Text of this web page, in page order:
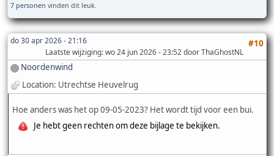
7 personen vinden dit leuk.
do 30 apr 2026 - 21:16 #10
Laatste wijziging: wo 24 jun 2026 - 23:52 door ThaGhostNL
Noordenwind
Location: Utrechtse Heuvelrug
Hoe anders was het op 09-05-2023? Het wordt tijd voor een bui.
Je hebt geen rechten om deze bijlage te bekijken.